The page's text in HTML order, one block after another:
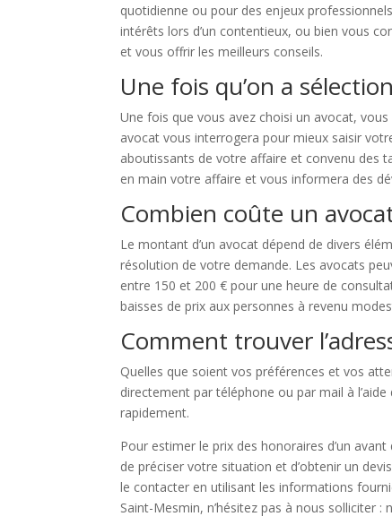
quotidienne ou pour des enjeux
intérêts lors d’un contentieux, ou bien vous
et vous offrir les meilleurs conseils.
Une fois qu’on a
Une fois que vous avez choisi un avocat,
avocat vous interrogera pour mieux saisir
aboutissants de votre affaire et convenu des
en main votre affaire et vous informera des
Combien coûte un
Le montant d’un avocat dépend de divers
résolution de votre demande. Les avocats
entre 150 et 200 € pour une heure de
baisses de prix aux personnes à revenu
Comment trouver
Quelles que soient vos préférences et vos
directement par téléphone ou par mail à
rapidement.
Pour estimer le prix des honoraires d’un
de préciser votre situation et d’obtenir un
le contacter en utilisant les informations
Saint-Mesmin, n’hésitez pas à nous solliciter